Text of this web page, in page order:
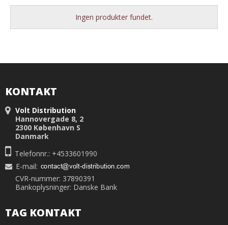
Ingen produkter fundet.
KONTAKT
Volt Distribution
Hannovergade 8, 2
2300 København S
Danmark
Telefonnr.: +4533601990
E-mail:
CVR-nummer: 37890391
Bankoplysninger: Danske Bank
TAG KONTAKT